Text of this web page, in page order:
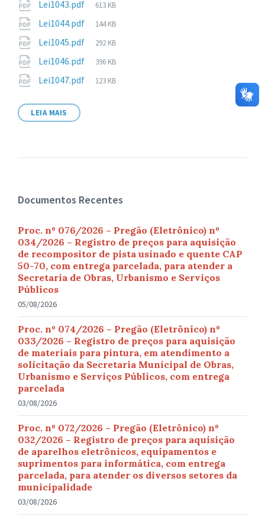
arquivo:
Lei1043.pdf
Tamanho
arquivo:
613 KB
Lei1044.pdf
Tamanho
arquivo:
144 KB
Lei1045.pdf
Tamanho
arquivo:
292 KB
Lei1046.pdf
Tamanho
arquivo:
396 KB
Lei1047.pdf
Tamanho
123 KB
LEIA MAIS
Documentos Recentes
Proc. nº 076/2026 – Pregão (Eletrônico) nº
034/2026 – Registro de preços para aquisição
de recompositor de pista usinado e quente CAP
50-70, com entrega parcelada, para atender a
Secretaria de Obras, Urbanismo e Serviços
Públicos
05/08/2026
Proc. nº 074/2026 – Pregão (Eletrônico) nº
033/2026 – Registro de preços para aquisição
de materiais para pintura, em atendimento a
solicitação da Secretaria Municipal de Obras,
Urbanismo e Serviços Públicos, com entrega
parcelada
03/08/2026
Proc. nº 072/2026 – Pregão (Eletrônico) nº
032/2026 – Registro de preços para aquisição
de aparelhos eletrônicos, equipamentos e
suprimentos para informática, com entrega
parcelada, para atender os diversos setores da
municipalidade
03/08/2026